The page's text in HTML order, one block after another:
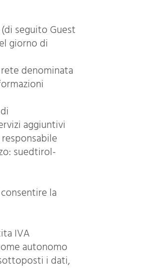
seguito Guest
giorno di
denominata
aggiuntivi
suedtirol-
la
IVA
autonomo
i dati,